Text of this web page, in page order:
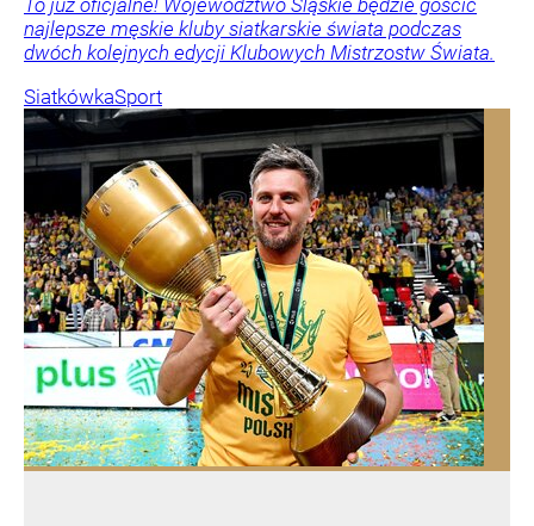
To już oficjalne! Województwo Śląskie będzie gościć
najlepsze męskie kluby siatkarskie świata podczas
dwóch kolejnych edycji Klubowych Mistrzostw Świata.
SiatkówkaSport